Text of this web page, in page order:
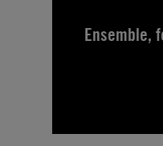
Ensemble,